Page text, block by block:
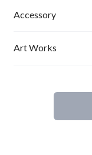
Mens
Ladies
Accessory
Art Works